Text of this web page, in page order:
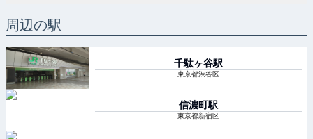
周辺の駅
千駄ヶ谷駅
東京都渋谷区
信濃町駅
東京都新宿区